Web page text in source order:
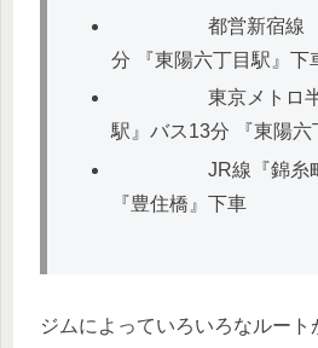
都営新宿線 『住
分 『東陽六丁目駅』下
東京メトロ半蔵
駅』バス13分 『東陽六
JR線『錦糸町駅
『豊住橋』下車
ジムによっていろいろなルー